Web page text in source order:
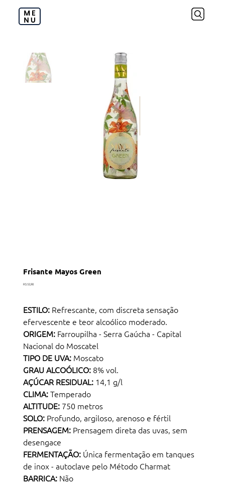
Frisante Mayos Green
Preço
R$ 55,90
ESTILO: Refrescante, com discreta sensação
efervescente e teor alcoólico moderado.
ORIGEM:Farroupilha - Serra Gaúcha - Capital
Nacional do Moscatel
TIPO DE UVA:Moscato
GRAU ALCOÓLICO: 8% vol.
AÇÚCAR RESIDUAL:14,1 g/l
CLIMA:Temperado
ALTITUDE:750 metros
SOLO:Profundo, argiloso, arenoso e fértil
PRENSAGEM:Prensagem direta das uvas, sem
desengace
FERMENTAÇÃO:Única fermentação em tanques
de inox - autoclave pelo Método Charmat
BARRICA:Não